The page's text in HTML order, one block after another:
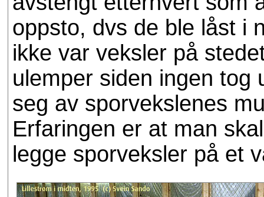
oppsto, dvs de ble låst i
ikke var veksler på
ulemper siden ingen tog
seg av sporvekslenes
Erfaringen er at man
legge sporveksler på et